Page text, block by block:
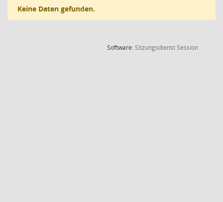
Keine Daten gefunden.
Software:SitzungsdienstSession(Wird in